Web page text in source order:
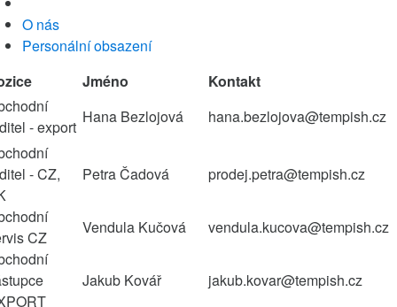
O nás
Personální obsazení
Jméno
Kontakt
- export
Hana Bezlojová
hana.bezlojova@tempish.cz
- CZ,
Petra Čadová prodej.petra@tempish.cz
CZ
Vendula Kučová
vendula.kucova@tempish.cz
Jakub Kovář jakub.kovar@tempish.cz